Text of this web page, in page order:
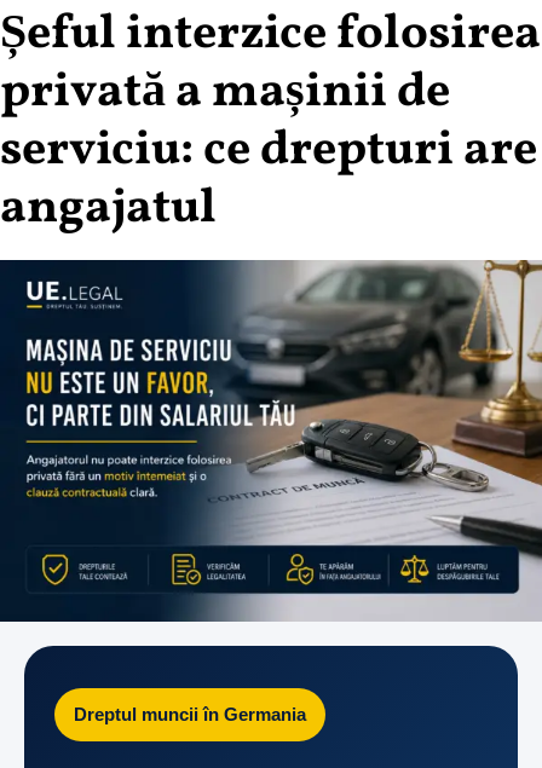
Șeful interzice folosirea
privată a mașinii de
serviciu: ce drepturi are
angajatul
Dreptul muncii în Germania